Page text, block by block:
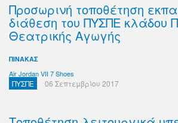
Προσωρινή τοποθέτηση
διάθεση του ΠΥΣΠΕ κλάδου
Θεατρικής Αγωγής
ΠΙΝΑΚΑΣ
Air Jordan VII 7 Shoes
ΠΥΣΠΕ 06 Σεπτεμβρίου 2017